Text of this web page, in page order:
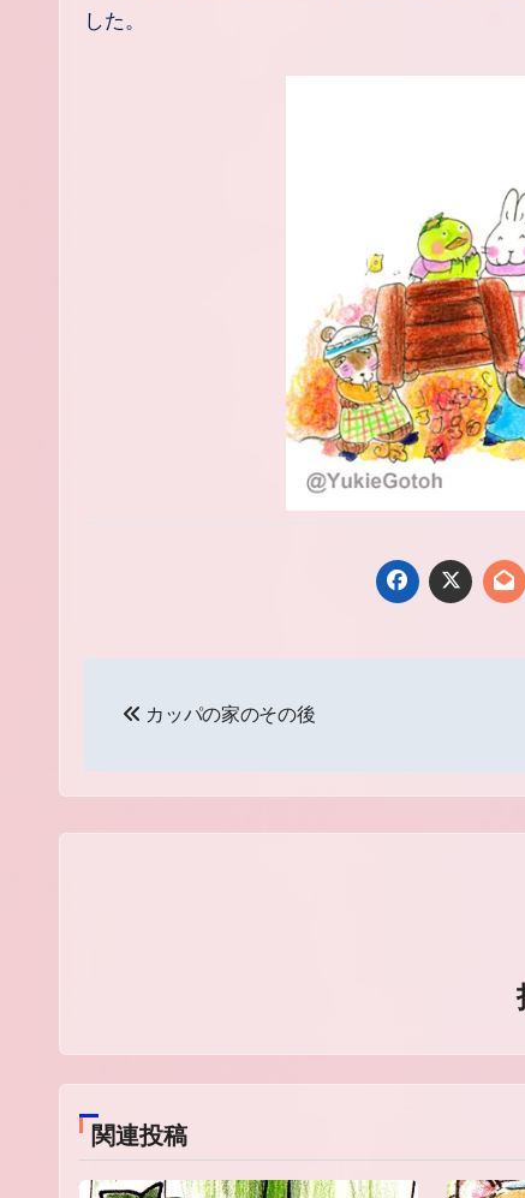
した。
ビ
ン
カッパの家のその後
関連投稿